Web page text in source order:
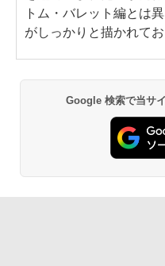
トム・バレット編とは
がしっかりと描かれて
Google 検索で当サ